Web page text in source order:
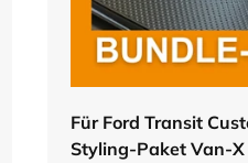
Für Ford Transit
Styling-Paket Van-X
In den